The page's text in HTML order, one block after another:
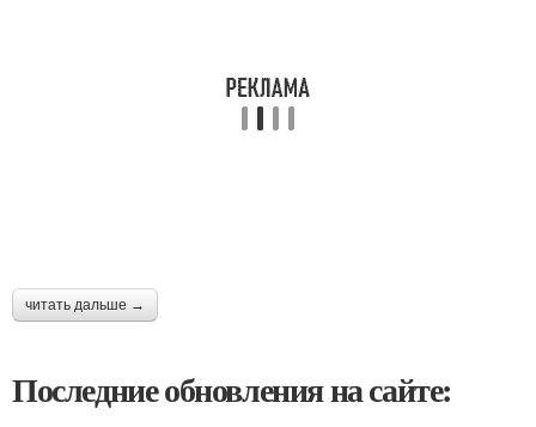
читать дальше →
Последние обновления на сайте: